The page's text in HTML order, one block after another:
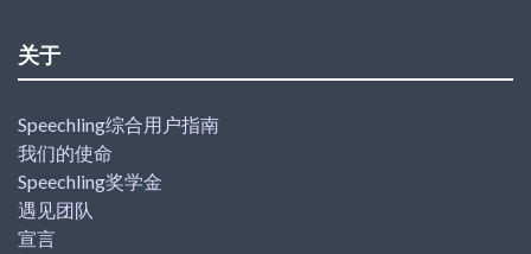
关于
Speechling综合用户指南
我们的使命
Speechling奖学金
遇见团队
宣言